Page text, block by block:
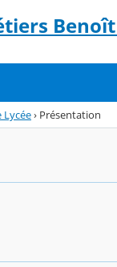
Lycée› Présentation